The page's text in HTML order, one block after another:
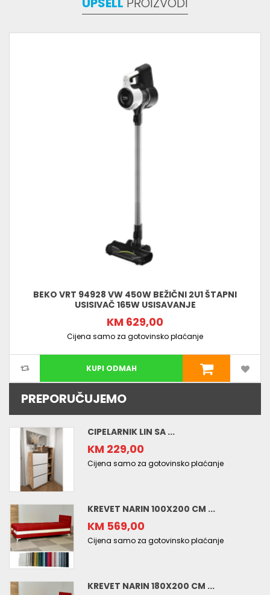
BEKO VRT 94928 VW 450W BEŽIČNI 2U1 ŠTAPNI
USISIVAČ 165W USISAVANJE
KM 629,00
Cijena samo za gotovinsko plaćanje
KUPI ODMAH
PREPORUČUJEMO
CIPELARNIK LIN SA ...
KM 229,00
Cijena samo za gotovinsko plaćanje
KREVET NARIN 100X200 CM ...
KM 569,00
Cijena samo za gotovinsko plaćanje
KREVET NARIN 180X200 CM ...